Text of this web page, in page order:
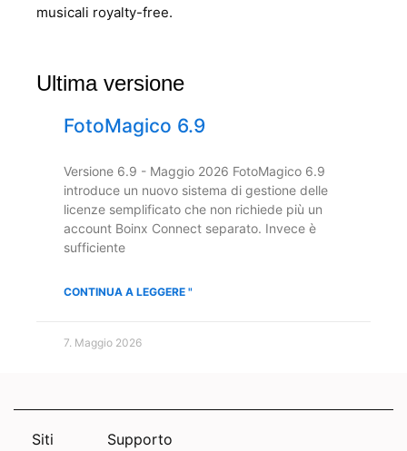
musicali royalty-free.
Ultima versione
FotoMagico 6.9
Versione 6.9 - Maggio 2026 FotoMagico 6.9
introduce un nuovo sistema di gestione delle
licenze semplificato che non richiede più un
account Boinx Connect separato. Invece è
sufficiente
CONTINUA A LEGGERE "
7. Maggio 2026
Siti
Supporto